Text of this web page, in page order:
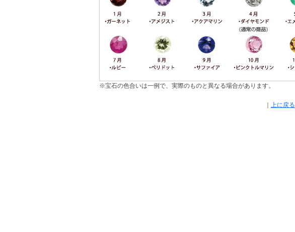
※宝石の色合いは一例で、実際のものと異なる場合があります。
上に戻る